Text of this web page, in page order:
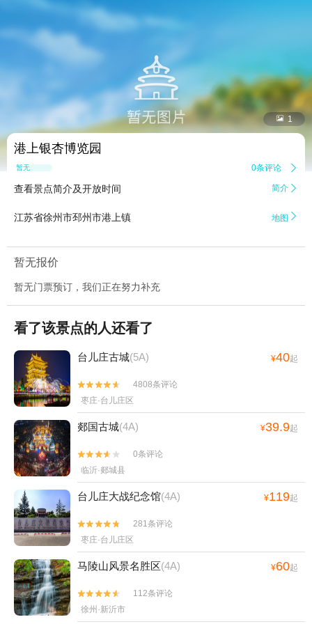
 1
港上银杏博览园
暂无点评 0条评论 
查看景点简介及开放时间 简介 
江苏省徐州市邳州市港上镇 地图 
暂无报价
暂无门票预订，我们正在努力补充
看了该景点的人还看了
台儿庄古城(5A) ¥40起


4808条评论
枣庄·台儿庄区
郯国古城(4A) ¥39.9起


0条评论
临沂·郯城县
台儿庄大战纪念馆(4A) ¥119起


281条评论
枣庄·台儿庄区
马陵山风景名胜区(4A) ¥60起


112条评论
徐州·新沂市